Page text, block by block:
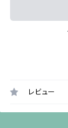
レビュー